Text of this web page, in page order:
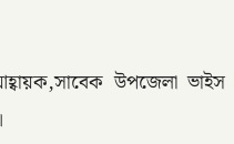
উপজেলা ভাইস